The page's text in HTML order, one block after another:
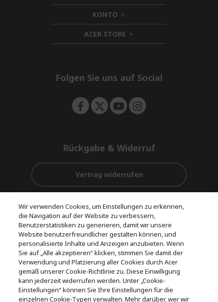
d
e
n
i
d
n
KONTO h
i
d
d
ACER STORE h
i
e
Folgen Sie uns auf Social
Rückgabe & Widerruf
Vertrag widerrufen
Kostenloser
Versand
vor und nach
dem Kauf
Zahlung
© 2026 Acer Inc.
CPYou BV ist der autorisierte Wiederverkäufer und Händler der
Produkte und Dienstleistungen, die in diesem Shop angeboten
werden.
Wir verwenden Cookies, um Einstellungen zu erkennen,
die Navigation auf der Website zu verbessern,
Benutzerstatistiken zu generieren, damit wir unsere
Website benutzerfreundlicher gestalten können, und
personalisierte Inhalte und Anzeigen anzubieten. Wenn
Sie auf „Alle akzeptieren“ klicken, stimmen Sie damit der
Verwendung und Platzierung aller Cookies durch Acer
gemäß unserer Cookie-Richtlinie zu. Diese Einwilligung
kann jederzeit widerrufen werden. Unter „Cookie-
Einstellungen“ können Sie Ihre Einstellungen für die
einzelnen Cookie-Typen verwalten. Mehr darüber, wer wir